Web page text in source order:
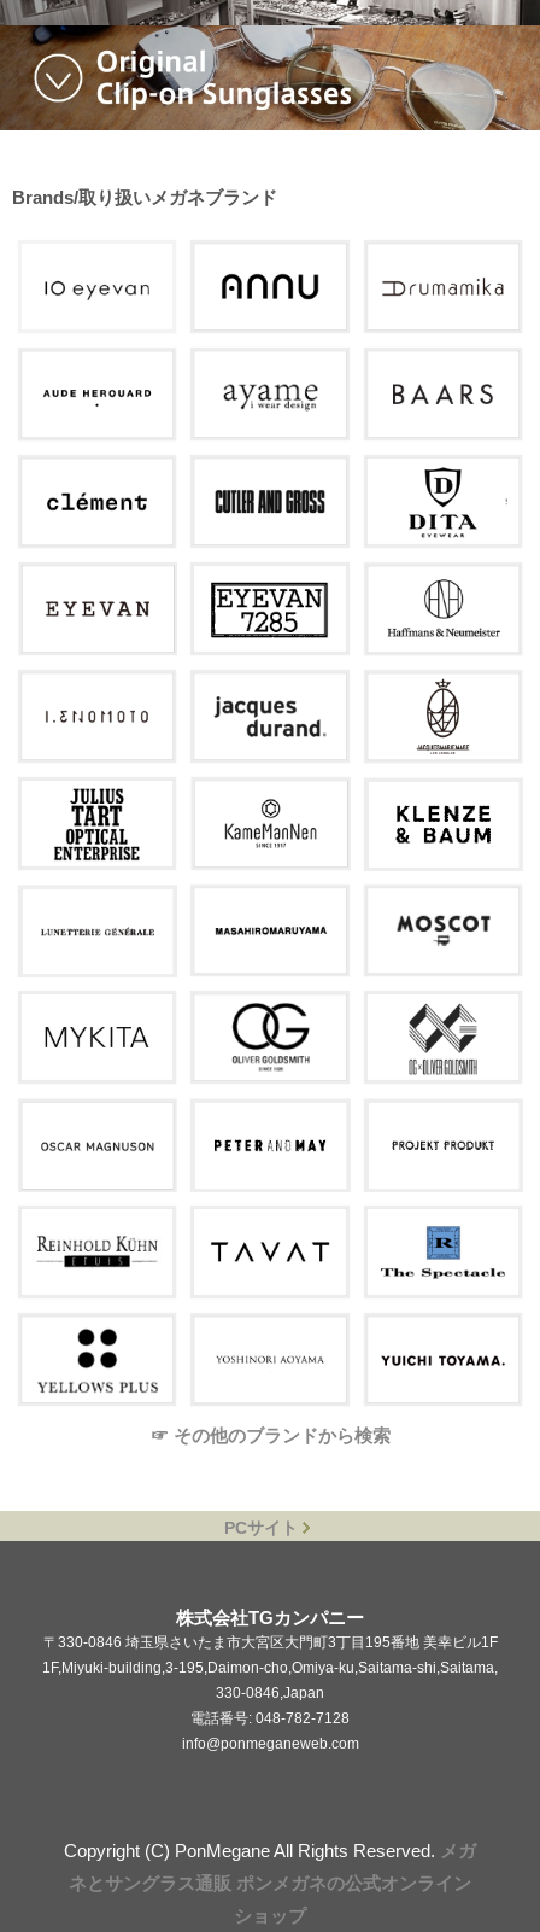
Brands/取り扱いメガネブランド
☞ その他のブランドから検索
PCサイト
株式会社TGカンパニー
〒330-0846 埼玉県さいたま市大宮区大門町3丁目195番地 美幸ビル1F
1F,Miyuki-building,3-195,Daimon-cho,Omiya-ku,Saitama-shi,Saitama,
330-0846,Japan
電話番号: 048-782-7128
info@ponmeganeweb.com
Copyright (C) PonMegane All Rights Reserved. メガ
ネとサングラス通販 ポンメガネの公式オンライン
ショップ